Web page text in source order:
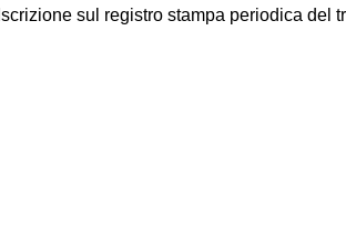
Iscrizione sul registro stampa periodica del